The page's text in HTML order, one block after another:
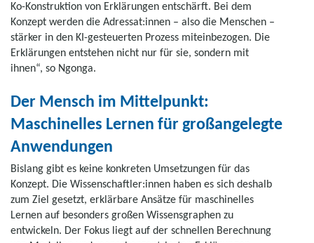
Ko-Konstruktion von Erklärungen entschärft. Bei dem
Konzept werden die Adressat:innen – also die Menschen –
stärker in den KI-gesteuerten Prozess miteinbezogen. Die
Erklärungen entstehen nicht nur für sie, sondern mit
ihnen“, so Ngonga.
Der Mensch im Mittelpunkt:
Maschinelles Lernen für großangelegte
Anwendungen
Bislang gibt es keine konkreten Umsetzungen für das
Konzept. Die Wissenschaftler:innen haben es sich deshalb
zum Ziel gesetzt, erklärbare Ansätze für maschinelles
Lernen auf besonders großen Wissensgraphen zu
entwickeln. Der Fokus liegt auf der schnellen Berechnung